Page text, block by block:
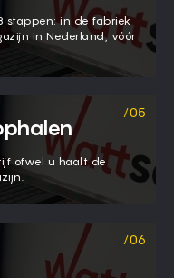
stappen: in de fabriek
in Nederland, vóór
ofwel u haalt de